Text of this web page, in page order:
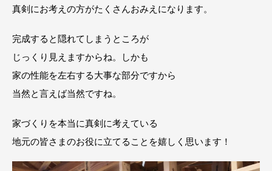
真剣にお考えの方がたくさんおみえになります。
完成すると隠れてしまうところが
じっくり見えますからね。しかも
家の性能を左右する大事な部分ですから
当然と言えば当然ですね。
家づくりを本当に真剣に考えている
地元の皆さまのお役に立てることを嬉しく思います！